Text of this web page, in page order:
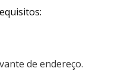
de endereço.